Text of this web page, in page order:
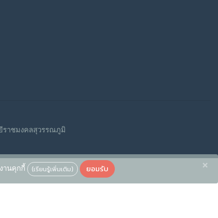
ราชมงคลสุวรรณภูมิ
านคุกกี้ (เรียนรู้เพิ่มเติม) ยอมรับ ×